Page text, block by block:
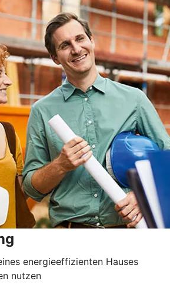
energieeffizienten Hauses
nutzen